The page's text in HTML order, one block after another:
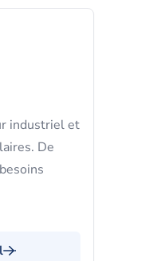
industriel et
De